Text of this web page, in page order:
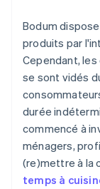
Bodum
produits par
Cependant,
se sont vidés
durée
commencé à
ménagers,
(re)mettre à la
temps à